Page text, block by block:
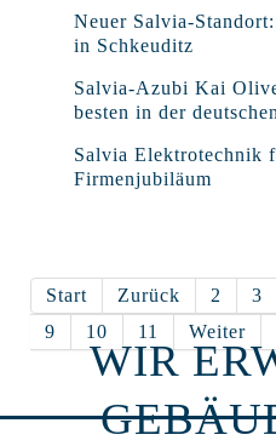
Neuer Salvia-
in Schkeuditz
Salvia-Azubi Kai
besten in der
Salvia Elektrotechnik
Firmenjubiläum
Start Zurück 2 3
9
10 11 Weiter
WIR